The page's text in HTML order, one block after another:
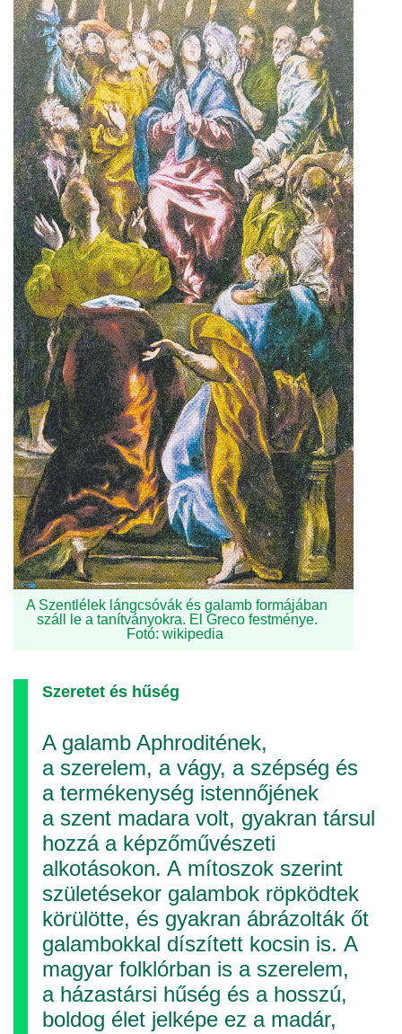
A Szentlélek lángcsóvák és galamb formájában
száll le a tanítványokra. El Greco festménye.
Fotó: wikipedia
Szeretet és hűség
A galamb Aphroditének,
a szerelem, a vágy, a szépség és
a termékenység istennőjének
a szent madara volt, gyakran társul
hozzá a képzőművészeti
alkotásokon. A mítoszok szerint
születésekor galambok röpködtek
körülötte, és gyakran ábrázolták őt
galambokkal díszített kocsin is. A
magyar folklórban is a szerelem,
a házastársi hűség és a hosszú,
boldog élet jelképe ez a madár,